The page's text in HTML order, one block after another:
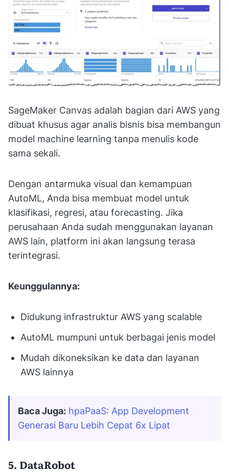
SageMaker Canvas adalah bagian dari AWS yang
dibuat khusus agar analis bisnis bisa membangun
model machine learning tanpa menulis kode
sama sekali.
Dengan antarmuka visual dan kemampuan
AutoML, Anda bisa membuat model untuk
klasifikasi, regresi, atau forecasting. Jika
perusahaan Anda sudah menggunakan layanan
AWS lain, platform ini akan langsung terasa
terintegrasi.
Keunggulannya:
Didukung infrastruktur AWS yang scalable
AutoML mumpuni untuk berbagai jenis model
Mudah dikoneksikan ke data dan layanan
AWS lainnya
Baca Juga: hpaPaaS: App Development
Generasi Baru Lebih Cepat 6x Lipat
5. DataRobot